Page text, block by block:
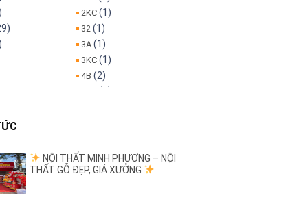
2KC(1)
32 (1)
3A(1)
3KC(1)
4B (2)
9KC(1)
A Dừa(5)
(4)
NỘI THẤT MINH PHƯƠNG – NỘI
THẤT GỖ ĐẸP, GIÁ XƯỞNG